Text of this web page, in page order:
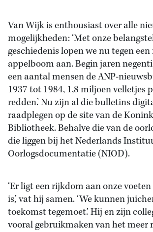
Van Wijk is enthousiast over alle
mogelijkheden: ‘Met onze
geschiedenis lopen we nu tegen
appelboom aan. Begin jaren
een aantal mensen de ANP-
1937 tot 1984, 1,8 miljoen velletjes
redden.’ Nu zijn al die bulletins
raadplegen op de site van de
Bibliotheek. Behalve die van de
die liggen bij het Nederlands
Oorlogsdocumentatie (NIOD).
‘Er ligt een rijkdom aan onze
is,’ vat hij samen. ‘We kunnen
toekomst tegemoet.’ Hij en zijn
vooral gebruikmaken van het meer